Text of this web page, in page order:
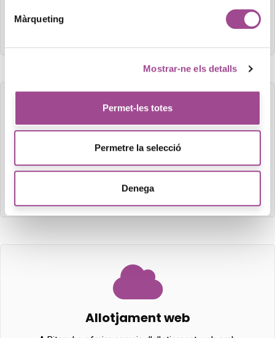
Màrqueting
Mostrar-ne els detalls
Permet-les totes
Permetre la selecció
Denega
Optimitzem el contingut i les paraules clau per a
realitzar,…
Allotjament web